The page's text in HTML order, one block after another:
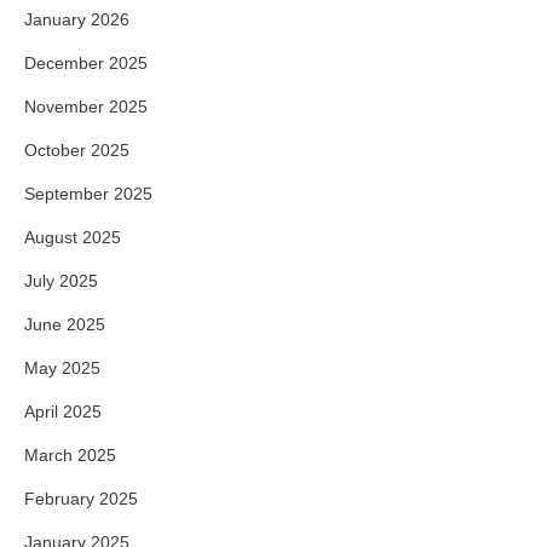
January 2026
December 2025
November 2025
October 2025
September 2025
August 2025
July 2025
June 2025
May 2025
April 2025
March 2025
February 2025
January 2025